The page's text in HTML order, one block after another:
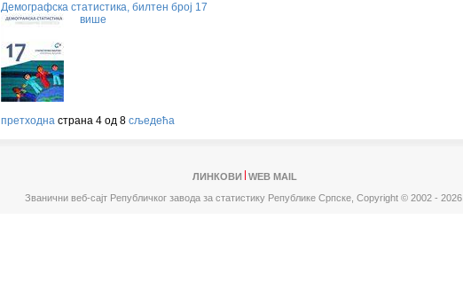
Демографска статистика, билтен број 17
више
претходна страна 4 од 8 сљедећа
ЛИНКОВИ
WEB MAIL
Званични веб-сајт Републичког завода за статистику Републике Српске, Copyright © 2002 - 2026.